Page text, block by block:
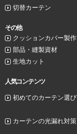
切替カーテン
その他
クッションカバー製作
部品・縫製資材
生地カット
人気コンテンツ
初めてのカーテン選び
カーテンの光漏れ対策